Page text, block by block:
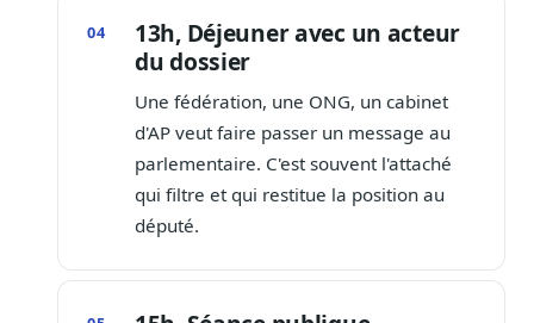
13h, Déjeuner avec un acteur
du dossier
Une fédération, une ONG, un cabinet
d'AP veut faire passer un message au
parlementaire. C'est souvent l'attaché
qui filtre et qui restitue la position au
député.